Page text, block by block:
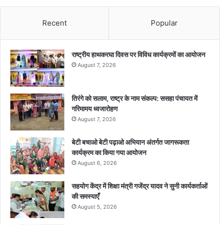
Recent Popular
राष्ट्रीय हाथकरघा दिवस पर विविध कार्यक्रमों का आयोजन
August 7, 2026
तिरंगे को सलाम, राष्ट्र के नाम संकल्प: ससहा पंचायत में
गरिमामय ध्वजारोहण
August 7, 2026
बेटी बचाओ बेटी पढ़ाओ अभियान अंतर्गत जागरूकता
कार्यक्रम का किया गया आयोजन
August 6, 2026
सहयोग केंद्र में शिक्षा मंत्री गजेंद्र यादव ने सुनी कार्यकर्ताओं
की समस्याएँ
August 5, 2026